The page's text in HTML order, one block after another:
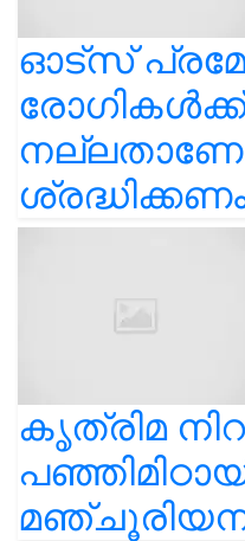
ഓട്സ്
രോഗികൾക്ക്
കൃത്രിമ